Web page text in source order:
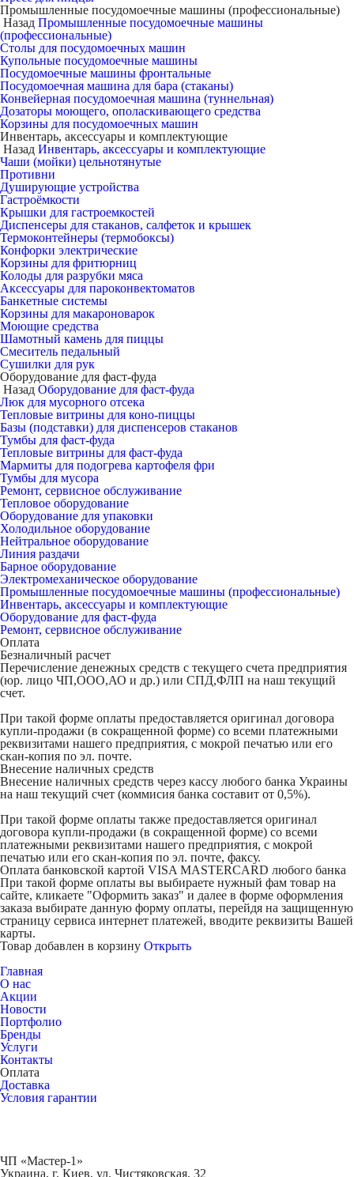
Промышленные посудомоечные машины (профессиональные)
Назад Промышленные посудомоечные машины
(профессиональные)
Столы для посудомоечных машин
Купольные посудомоечные машины
Посудомоечные машины фронтальные
Посудомоечная машина для бара (стаканы)
Конвейерная посудомоечная машина (туннельная)
Дозаторы моющего, ополаскивающего средства
Корзины для посудомоечных машин
Инвентарь, аксессуары и комплектующие
Назад Инвентарь, аксессуары и комплектующие
Чаши (мойки) цельнотянутые
Противни
Душирующие устройства
Гастроёмкости
Крышки для гастроемкостей
Диспенсеры для стаканов, салфеток и крышек
Термоконтейнеры (термобоксы)
Конфорки электрические
Корзины для фритюрниц
Колоды для разрубки мяса
Аксессуары для пароконвектоматов
Банкетные системы
Корзины для макароноварок
Моющие средства
Шамотный камень для пиццы
Смеситель педальный
Сушилки для рук
Оборудование для фаст-фуда
Назад Оборудование для фаст-фуда
Люк для мусорного отсека
Тепловые витрины для коно-пиццы
Базы (подставки) для диспенсеров стаканов
Тумбы для фаст-фуда
Тепловые витрины для фаст-фуда
Мармиты для подогрева картофеля фри
Тумбы для мусора
Ремонт, сервисное обслуживание
Тепловое оборудование
Оборудование для упаковки
Холодильное оборудование
Нейтральное оборудование
Линия раздачи
Барное оборудование
Электромеханическое оборудование
Промышленные посудомоечные машины (профессиональные)
Инвентарь, аксессуары и комплектующие
Оборудование для фаст-фуда
Ремонт, сервисное обслуживание
Оплата
Безналичный расчет
Перечисление денежных средств с текущего счета предприятия
(юр. лицо ЧП,ООО,АО и др.) или СПД,ФЛП на наш текущий
счет.
При такой форме оплаты предоставляется оригинал договора
купли-продажи (в сокращенной форме) со всеми платежными
реквизитами нашего предприятия, с мокрой печатью или его
скан-копия по эл. почте.
Внесение наличных средств
Внесение наличных средств через кассу любого банка Украины
на наш текущий счет (коммисия банка составит от 0,5%).
При такой форме оплаты также предоставляется оригинал
договора купли-продажи (в сокращенной форме) со всеми
платежными реквизитами нашего предприятия, с мокрой
печатью или его скан-копия по эл. почте, факсу.
Оплата банковской картой VISA MASTERCARD любого банка
При такой форме оплаты вы выбираете нужный фам товар на
сайте, кликаете "Оформить заказ" и далее в форме оформления
заказа выбирате данную форму оплаты, перейдя на защищенную
страницу сервиса интернет платежей, вводите реквизиты Вашей
карты.
Товар добавлен в корзину Открыть
Главная
О нас
Акции
Новости
Портфолио
Бренды
Услуги
Контакты
Оплата
Доставка
Условия гарантии
ЧП «Мастер-1»
Украина, г. Киев, ул. Чистяковская, 32